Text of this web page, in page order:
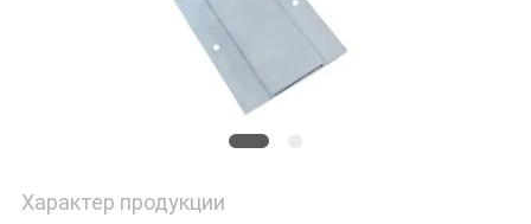
Характер продукции